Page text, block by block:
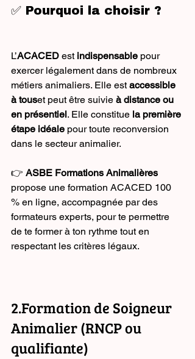
✅ Pourquoi la choisir ?
L’ACACED est indispensable pour
exercer légalement dans de nombreux
métiers animaliers. Elle est accessible
à touset peut être suivie à distance ou
en présentiel. Elle constitue la première
étape idéale pour toute reconversion
dans le secteur animalier.
👉 ASBE Formations Animalières
propose une formation ACACED 100
% en ligne, accompagnée par des
formateurs experts, pour te permettre
de te former à ton rythme tout en
respectant les critères légaux.
2.Formation de Soigneur
Animalier (RNCP ou
qualifiante)